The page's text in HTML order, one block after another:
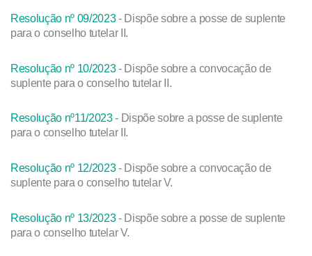
Resolução nº 09/2023- Dispõe sobre a posse de suplente
para o conselho tutelar II.
Resolução nº 10/2023- Dispõe sobre a convocação de
suplente para o conselho tutelar II.
Resolução nº11/2023- Dispõe sobre a posse de suplente
para o conselho tutelar II.
Resolução nº 12/2023- Dispõe sobre a convocação de
suplente para o conselho tutelar V.
Resolução nº 13/2023- Dispõe sobre a posse de suplente
para o conselho tutelar V.